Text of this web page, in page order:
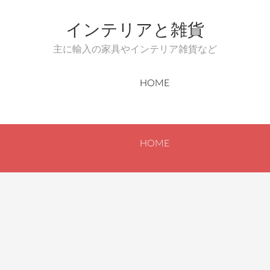
インテリアと雑貨
主に輸入の家具やインテリア雑貨など
HOME
HOME